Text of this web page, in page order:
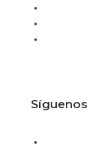
Síguenos